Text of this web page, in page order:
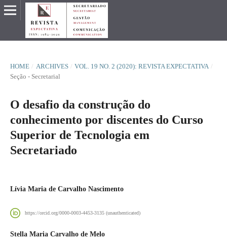
HOME / ARCHIVES / VOL. 19 NO. 2 (2020): REVISTA EXPECTATIVA /
Seção - Secretarial
O desafio da construção do
conhecimento por discentes do Curso
Superior de Tecnologia em
Secretariado
Lívia Maria de Carvalho Nascimento
https://orcid.org/0000-0003-4453-3135 (unauthenticated)
Stella Maria Carvalho de Melo